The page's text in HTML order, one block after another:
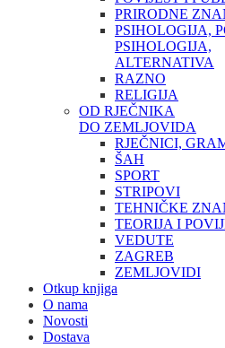
PRIRODNE
PSIHOLOGIJA,
PSIHOLOGIJA,
ALTERNATIVA
RAZNO
RELIGIJA
OD RJEČNIKA
DO ZEMLJOVIDA
RJEČNICI,
ŠAH
SPORT
STRIPOVI
TEHNIČKE
TEORIJA I
VEDUTE
ZAGREB
ZEMLJOVIDI
Otkup knjiga
O nama
Novosti
Dostava